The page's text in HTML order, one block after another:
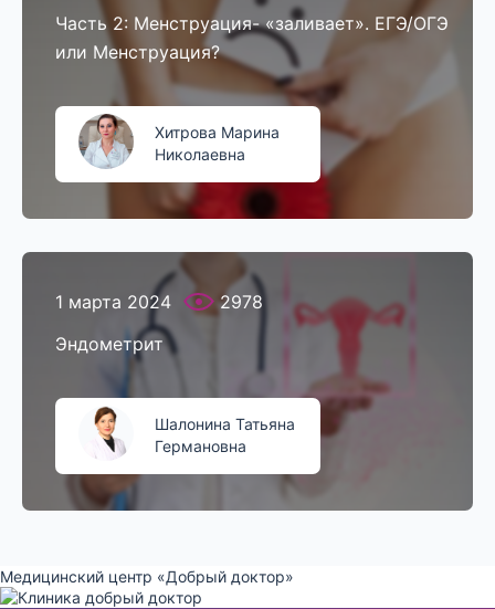
Часть 2: Менструация- «заливает». ЕГЭ/ОГЭ
или Менструация?
Хитрова Марина
Николаевна
1 марта 2024
2978
Эндометрит
Шалонина Татьяна
Германовна
Медицинский центр «Добрый доктор»